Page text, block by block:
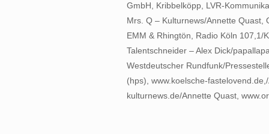
GmbH, Kribbelköpp, LVR-
Mrs. Q – Kulturnews/Annette Quast,
EMM & Rhingtön, Radio Köln 107,1/
Talentschneider – Alex Dick/
Westdeutscher Rundfunk/
(hps), www.koelsche-
kulturnews.de/Annette Quast,